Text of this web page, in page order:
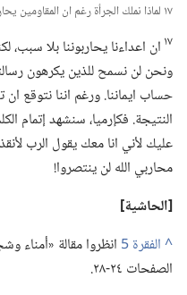
١٧ لماذا نملك الجرأة رغم ان المقاومين يحاربوننا؟‏
١٧ ان اعداءنا يحاربوننا بلا سبب،‏
ونحن لن نسمح للذين يكرهون
حساب ايماننا.‏ ورغم اننا نتوقع
النتيجة.‏ فكإرميا،‏ سنشهد إتمام
عليك لأني انا معك يقول الرب
محاربي الله لن ينتصروا!‏
‏[الحاشية]‏
^
انظروا مقالة «أمناء
الصفحات ٢٤-‏٢٨.‏